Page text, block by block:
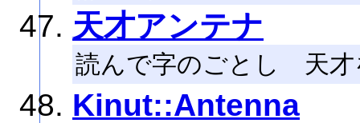
天才アンテナ
読んで字のごとし 天才
Kinut::Antenna